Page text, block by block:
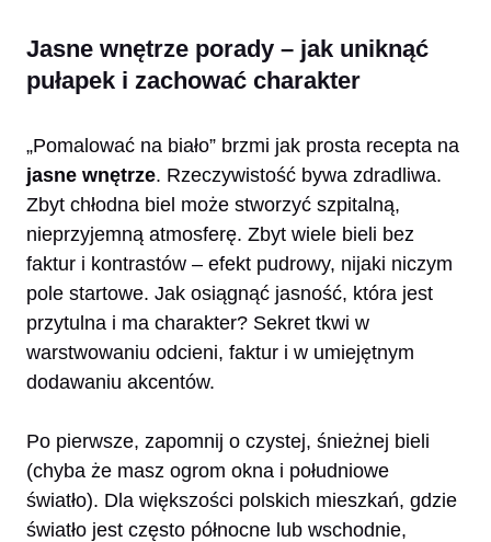
Jasne wnętrze porady – jak uniknąć
pułapek i zachować charakter
„Pomalować na biało” brzmi jak prosta recepta na
jasne wnętrze. Rzeczywistość bywa zdradliwa.
Zbyt chłodna biel może stworzyć szpitalną,
nieprzyjemną atmosferę. Zbyt wiele bieli bez
faktur i kontrastów – efekt pudrowy, nijaki niczym
pole startowe. Jak osiągnąć jasność, która jest
przytulna i ma charakter? Sekret tkwi w
warstwowaniu odcieni, faktur i w umiejętnym
dodawaniu akcentów.
Po pierwsze, zapomnij o czystej, śnieżnej bieli
(chyba że masz ogrom okna i południowe
światło). Dla większości polskich mieszkań, gdzie
światło jest często północne lub wschodnie,